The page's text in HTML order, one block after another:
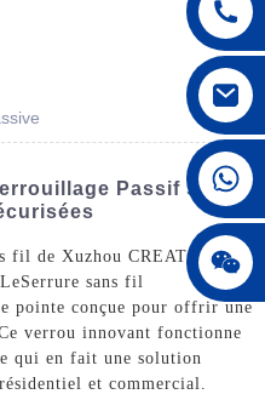
jenny010678
Passif Sans
fil de Xuzhou CREATE
Serrure sans fil
pointe conçue pour offrir une
verrou innovant fonctionne
qui en fait une solution
et commercial.